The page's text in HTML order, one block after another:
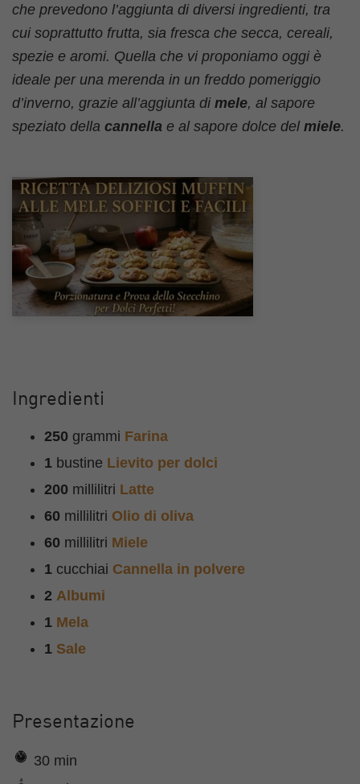
che prevedono l’aggiunta di diversi ingredienti, tra
cui soprattutto frutta, sia fresca che secca, cereali,
spezie e aromi. Quella che vi proponiamo oggi è
ideale per una merenda in un freddo pomeriggio
d’inverno, grazie all’aggiunta di mele, al sapore
speziato della cannella e al sapore dolce del miele.
Ingredienti
250 grammi Farina
1 bustine Lievito per dolci
200 millilitri Latte
60 millilitri Olio di oliva
60 millilitri Miele
1 cucchiai Cannella in polvere
2 Albumi
1 Mela
1 Sale
Presentazione
30 min